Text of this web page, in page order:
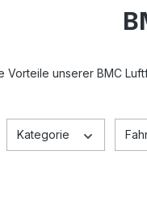
Vorteile unserer BMC
Kategorie